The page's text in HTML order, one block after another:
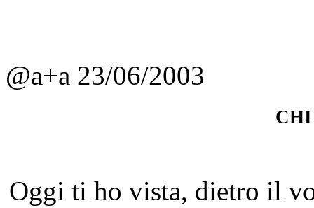
@a+a 23/06/2003
Oggi ti ho vista, dietro il